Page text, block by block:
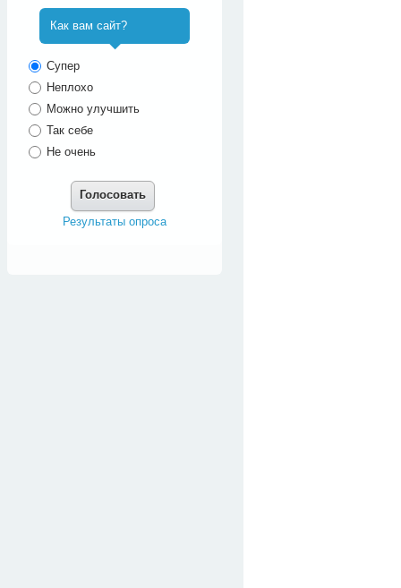
Как вам сайт?
Супер
Неплохо
Можно улучшить
Так себе
Не очень
Голосовать
Результаты опроса